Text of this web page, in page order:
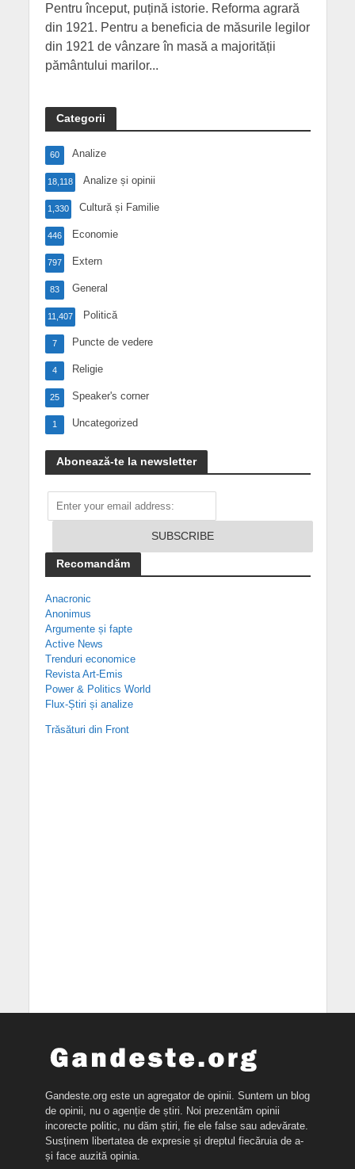
Pentru început, puțină istorie. Reforma agrară
din 1921. Pentru a beneficia de măsurile legilor
din 1921 de vânzare în masă a majorității
pământului marilor...
Categorii
Analize
60
Analize și opinii
18,118
Cultură și Familie
1,330
Economie
446
Extern
797
General
83
Politică
11,407
Puncte de vedere
7
Religie
4
Speaker's corner
25
Uncategorized
1
Abonează-te la newsletter
Recomandăm
Anacronic
Anonimus
Argumente și fapte
Active News
Trenduri economice
Revista Art-Emis
Power & Politics World
Flux-Știri și analize
Trăsături din Front
Gandeste.org este un agregator de opinii. Suntem un blog
de opinii, nu o agenție de știri. Noi prezentăm opinii
incorecte politic, nu dăm știri, fie ele false sau adevărate.
Susținem libertatea de expresie și dreptul fiecăruia de a-
și face auzită opinia.